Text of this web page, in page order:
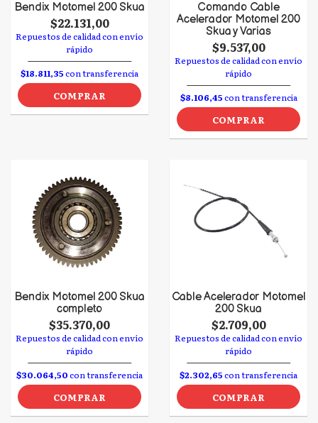
Bendix Motomel 200 Skua
$22.131,00
Repuestos de calidad con envío
rápido
$18.811,35con transferencia
COMPRAR
Comando Cable
Acelerador Motomel 200
Skua y Varias
$9.537,00
Repuestos de calidad con envío
rápido
$8.106,45con transferencia
COMPRAR
Bendix Motomel 200 Skua
completo
$35.370,00
Repuestos de calidad con envío
rápido
$30.064,50con transferencia
COMPRAR
Cable Acelerador Motomel
200 Skua
$2.709,00
Repuestos de calidad con envío
rápido
$2.302,65con transferencia
COMPRAR